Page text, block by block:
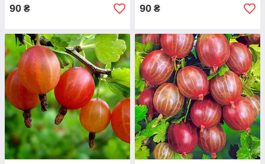
90 ₴ 90 ₴